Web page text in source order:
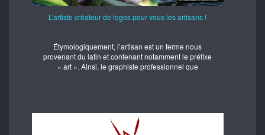
L’artiste créateur de logos pour vous les artisans !
Étymologiquement, l’artisan est un terme nous
provenant du latin et contenant notamment le préfixe
« art ». Ainsi, le graphiste professionnel que